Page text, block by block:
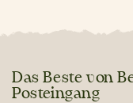
Das Beste von
Posteingang